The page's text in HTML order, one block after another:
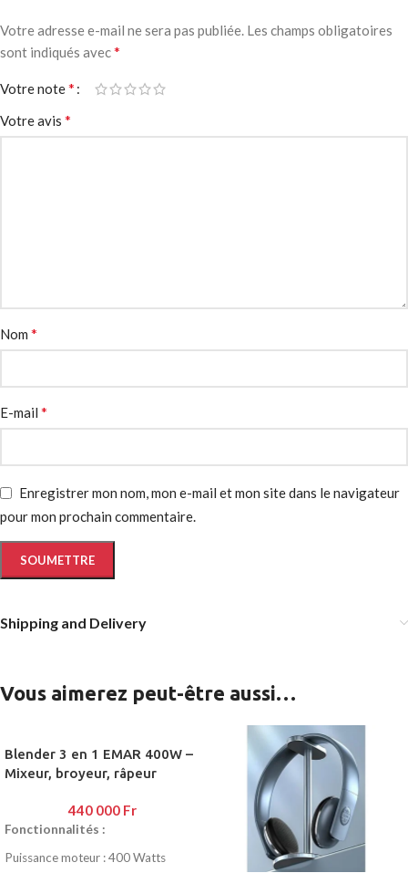
Votre adresse e-mail ne sera pas publiée. Les champs obligatoires
sont indiqués avec*
Votre note*
Votre avis *
Nom *
E-mail *
Enregistrer mon nom, mon e-mail et mon site dans le navigateur
pour mon prochain commentaire.
Shipping and Delivery
Vous aimerez peut-être aussi…
Blender 3 en 1 EMAR 400W –
Mixeur, broyeur, râpeur
440 000 Fr
Fonctionnalités :
Puissance moteur : 400 Watts